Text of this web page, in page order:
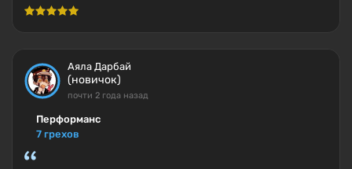
Аяла Дарбай
(новичок)
почти 2 года назад
Перформанс
7 грехов